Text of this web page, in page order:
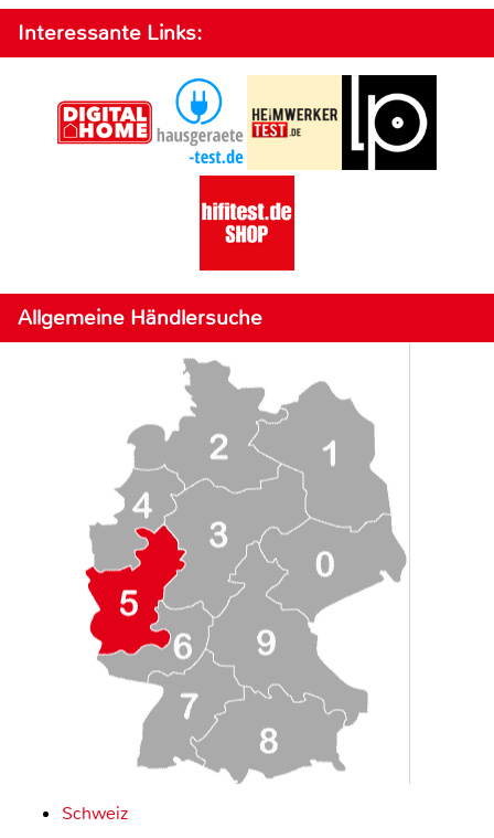
Interessante Links:
Allgemeine Händlersuche
Schweiz